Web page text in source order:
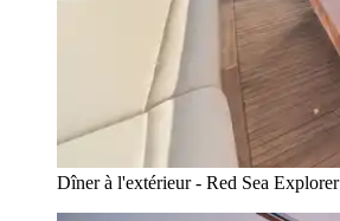
Dîner à l'extérieur - Red Sea Explorer